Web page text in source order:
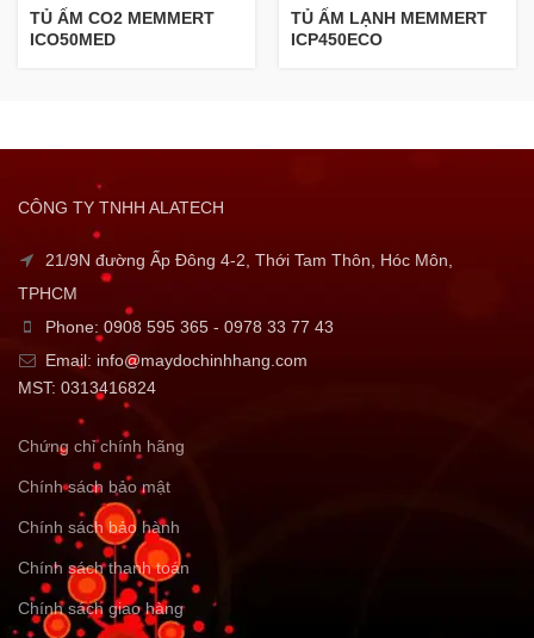
TỦ ẤM CO2 MEMMERT
ICO50MED
TỦ ẤM LẠNH MEMMERT
ICP450ECO
CÔNG TY TNHH ALATECH
21/9N đường Ấp Đông 4-2, Thới Tam Thôn, Hóc Môn,
TPHCM
Phone: 0908 595 365 - 0978 33 77 43
Email: info@maydochinhhang.com
MST: 0313416824
Chứng chỉ chính hãng
Chính sách bảo mật
Chính sách bảo hành
Chính sách thanh toán
Chính sách giao hàng